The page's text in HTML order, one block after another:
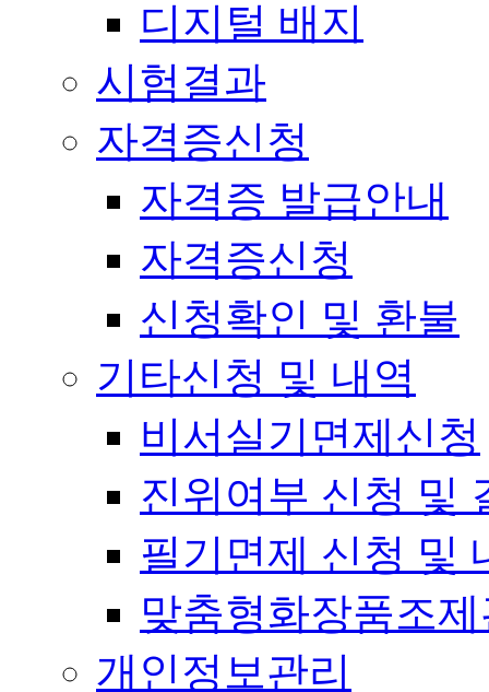
디지털 배지
시험결과
자격증신청
자격증 발급안내
자격증신청
신청확인 및 환불
기타신청 및 내역
비서실기면제신청
진위여부 신청 및
필기면제 신청 및
맞춤형화장품조
개인정보관리